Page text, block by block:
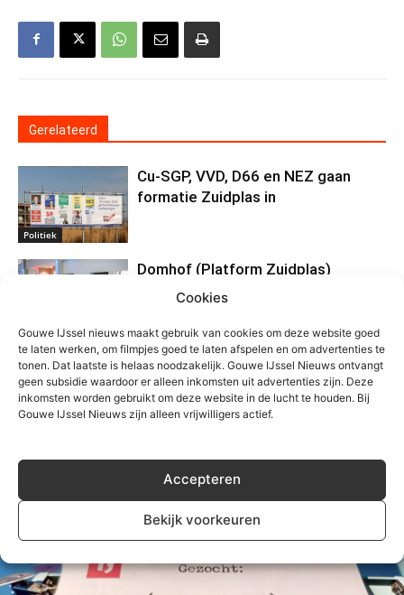
Cookies
Gouwe IJssel nieuws maakt gebruik van cookies om deze website goed
te laten werken, om filmpjes goed te laten afspelen en om advertenties te
tonen. Dat laatste is helaas noodzakelijk. Gouwe IJssel Nieuws ontvangt
geen subsidie waardoor er alleen inkomsten uit advertenties zijn. Deze
inkomsten worden gebruikt om deze website in de lucht te houden. Bij
Gouwe IJssel Nieuws zijn alleen vrijwilligers actief.
Accepteren
Bekijk voorkeuren
Gerelateerd
Politiek
Cu-SGP, VVD, D66 en NEZ gaan
formatie Zuidplas in
Algemeen
Domhof (Platform Zuidplas)
behaalt meeste stemmen
Politiek
Kiezer stemt 5 kandidaten met
voorkeur de gemeenteraad van
Zuidplas in